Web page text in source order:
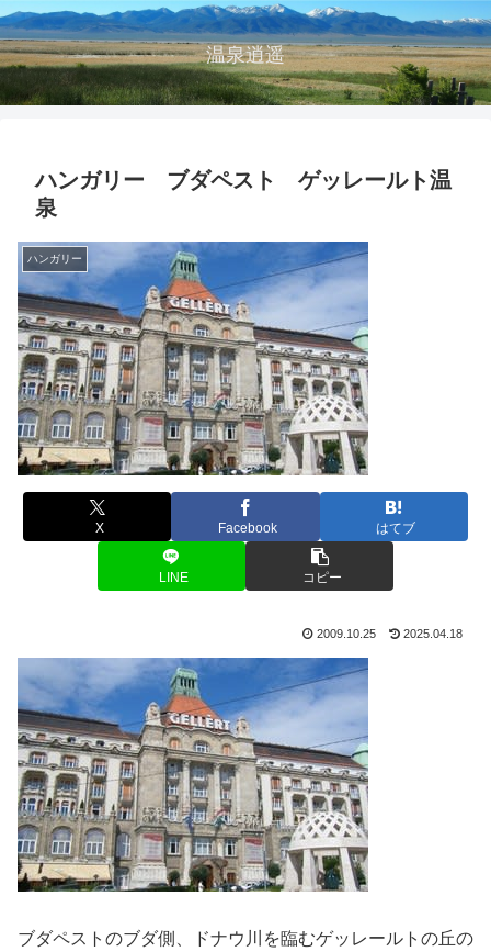
温泉逍遥
ハンガリー ブダペスト ゲッレールト温
泉
ハンガリー
X Facebook はてブ
LINE コピー
2009.10.25 2025.04.18
ブダペストのブダ側、ドナウ川を臨むゲッレールトの丘の